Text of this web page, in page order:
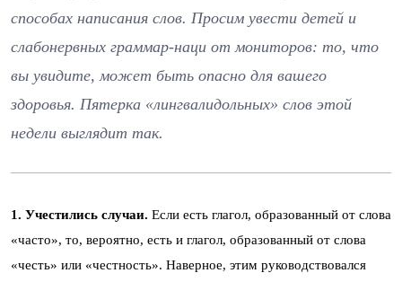
способах написания слов. Просим увести детей и
слабонервных граммар-наци от мониторов: то, что
вы увидите, может быть опасно для вашего
здоровья. Пятерка «лингвалидольных» слов этой
недели выглядит так.
1. Учестились случаи. Если есть глагол, образованный от слова
«часто», то, вероятно, есть и глагол, образованный от слова
«честь» или «честность». Наверное, этим руководствовался